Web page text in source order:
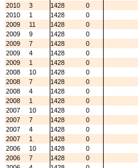
2010
3 1428
0
2010
1 1428
0
2009
11 1428
0
2009
9 1428
0
2009
7 1428
0
2009
4 1428
0
2009
1 1428
0
2008
10 1428
0
2008
7 1428
0
2008
4 1428
0
2008
1 1428
0
2007
10 1428
0
2007
7 1428
0
2007
4 1428
0
2007
1 1428
0
2006
10 1428
0
2006
7 1428
0